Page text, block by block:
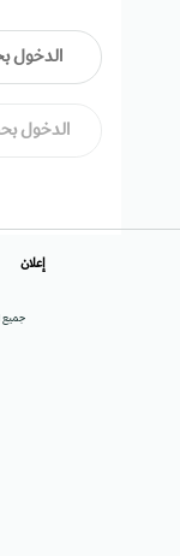
الدخول
الدخول
جميع
إعلان